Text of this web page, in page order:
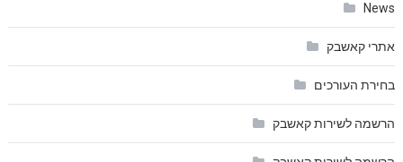
News
אתרי קאשבק
בחירת העורכים
הרשמה לשירות קאשבק